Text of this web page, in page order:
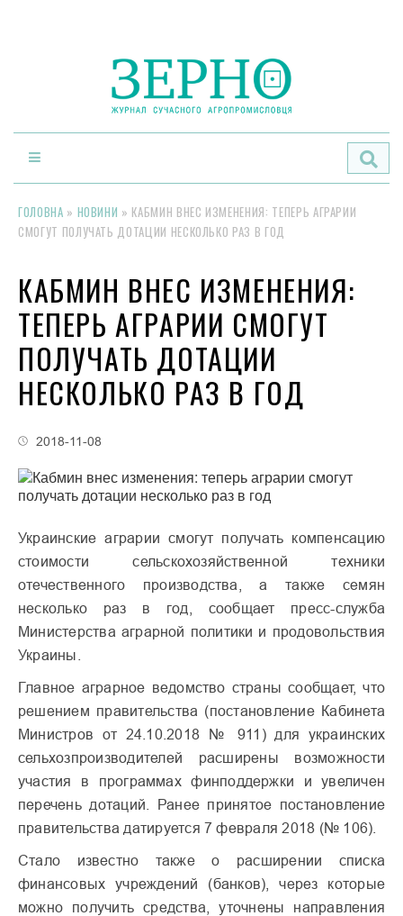
ГОЛОВНА » НОВИНИ » КАБМИН ВНЕС ИЗМЕНЕНИЯ: ТЕПЕРЬ АГРАРИИ
СМОГУТ ПОЛУЧАТЬ ДОТАЦИИ НЕСКОЛЬКО РАЗ В ГОД
КАБМИН ВНЕС ИЗМЕНЕНИЯ:
ТЕПЕРЬ АГРАРИИ СМОГУТ
ПОЛУЧАТЬ ДОТАЦИИ
НЕСКОЛЬКО РАЗ В ГОД
2018-11-08
Украинские аграрии смогут получать компенсацию
стоимости сельскохозяйственной техники
отечественного производства, а также семян
несколько раз в год, сообщает пресс-служба
Министерства аграрной политики и продовольствия
Украины.
Главное аграрное ведомство страны сообщает, что
решением правительства (постановление Кабинета
Министров от 24.10.2018 № 911) для украинских
сельхозпроизводителей расширены возможности
участия в программах финподдержки и увеличен
перечень дотаций. Ранее принятое постановление
правительства датируется 7 февраля 2018 (№ 106).
Стало известно также о расширении списка
финансовых учреждений (банков), через которые
можно получить средства, уточнены направления